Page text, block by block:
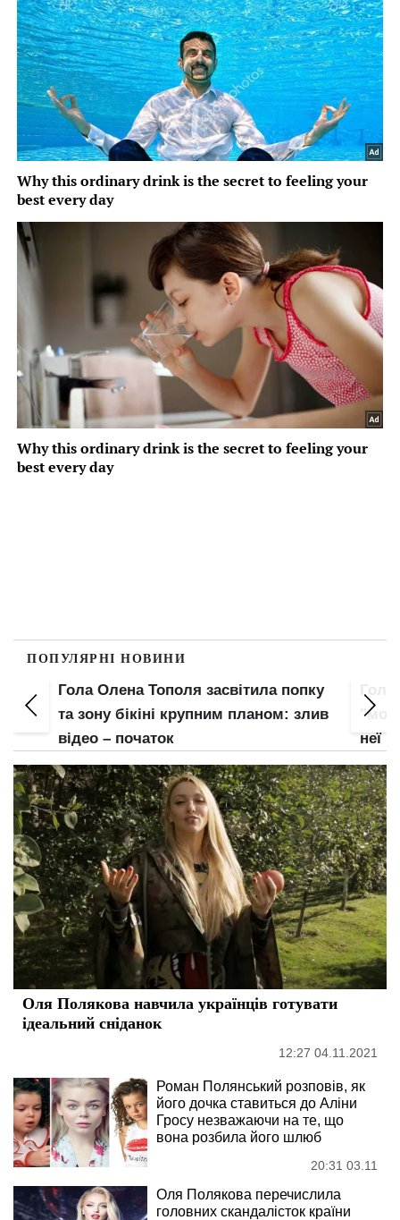
ПОПУЛЯРНІ НОВИНИ
Гола Олена Тополя засвітила попку
та зону бікіні крупним планом: злив
відео – початок
неї
Оля Полякова навчила українців готувати
ідеальний сніданок
12:27 04.11.2021
Роман Полянський розповів, як
його дочка ставиться до Аліни
Гросу незважаючи на те, що
вона розбила його шлюб
20:31 03.11
Оля Полякова перечислила
головних скандалісток країни